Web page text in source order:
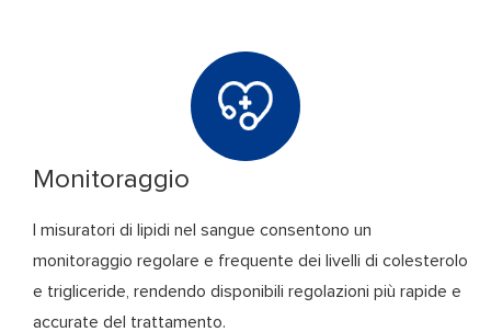
Monitoraggio
I misuratori di lipidi nel sangue consentono un
monitoraggio regolare e frequente dei livelli di colesterolo
e trigliceride, rendendo disponibili regolazioni più rapide e
accurate del trattamento.